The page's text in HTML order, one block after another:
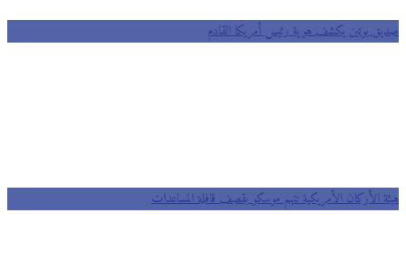
صديق بوتين يكشف هوية رئيس أمريكا القادم
هيئة الأركان الأمريكية تتهم موسكو بقصف قافلة المساعدات